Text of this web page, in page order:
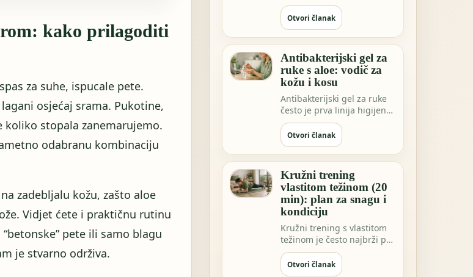
kako prilagoditi
za suhe, ispucale pete.
osjećaj srama. Pukotine,
koliko stopala zanemarujemo.
odabranu kombinaciju
zadebljalu kožu, zašto aloe
Vidjet ćete i praktičnu rutinu
pete ili samo blagu
je stvarno održiva.
rituala. Ali EGCG ekstrakt
sve češće…
Otvori članak
Antibakterijski gel za
ruke s aloe: vodič za
kožu i kosu
Antibakterijski gel za ruke
često je prva linija higijene
kada niste blizu vode.
Možda …
Otvori članak
Kružni trening
vlastitom težinom (20
min): plan za snagu i
kondiciju
Kružni trening s vlastitom
težinom je često najbrži put
do osjećaja “napravio sam
nešto…
Otvori članak